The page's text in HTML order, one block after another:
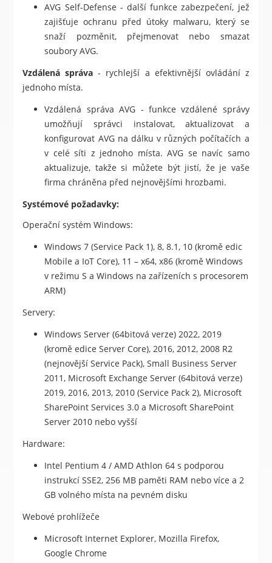
AVG Self-Defense - další funkce zabezpečení, jež
zajišťuje ochranu před útoky malwaru, který se
snaží pozměnit, přejmenovat nebo smazat
soubory AVG.
Vzdálená správa - rychlejší a efektivnější ovládání z
jednoho místa.
Vzdálená správa AVG - funkce vzdálené správy
umožňují správci instalovat, aktualizovat a
konfigurovat AVG na dálku v různých počítačích a
v celé síti z jednoho místa. AVG se navíc samo
aktualizuje, takže si můžete být jistí, že je vaše
firma chráněna před nejnovějšími hrozbami.
Systémové požadavky:
Operační systém Windows:
Windows 7 (Service Pack 1), 8, 8.1, 10 (kromě edic
Mobile a IoT Core), 11 – x64, x86 (kromě Windows
v režimu S a Windows na zařízeních s procesorem
ARM)
Servery:
Windows Server (64bitová verze) 2022, 2019
(kromě edice Server Core), 2016, 2012, 2008 R2
(nejnovější Service Pack), Small Business Server
2011, Microsoft Exchange Server (64bitová verze)
2019, 2016, 2013, 2010 (Service Pack 2), Microsoft
SharePoint Services 3.0 a Microsoft SharePoint
Server 2010 nebo vyšší
Hardware:
Intel Pentium 4 / AMD Athlon 64 s podporou
instrukcí SSE2, 256 MB paměti RAM nebo více a 2
GB volného místa na pevném disku
Webové prohlížeče
Microsoft Internet Explorer, Mozilla Firefox,
Google Chrome